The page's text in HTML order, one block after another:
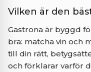
Vilken är den
Gastrona är byggd
bra: matcha vin och
till din rätt,
och förklarar varför